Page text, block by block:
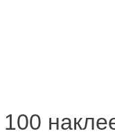
100